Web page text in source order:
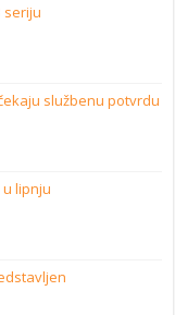
seriju
službenu potvrdu
u lipnju